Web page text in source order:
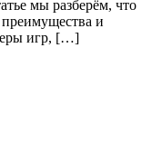
мы разберём, что
преимущества и
игр, […]